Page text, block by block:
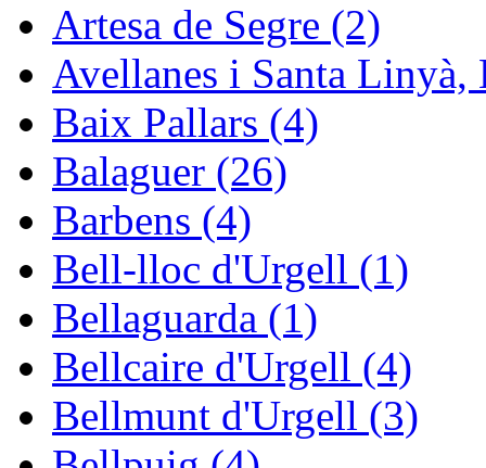
Artesa de Segre (2)
Avellanes i Santa Linyà,
Baix Pallars (4)
Balaguer (26)
Barbens (4)
Bell-lloc d'Urgell (1)
Bellaguarda (1)
Bellcaire d'Urgell (4)
Bellmunt d'Urgell (3)